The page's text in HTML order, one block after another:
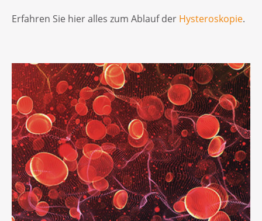
Erfahren Sie hier alles zum Ablauf der Hysteroskopie.